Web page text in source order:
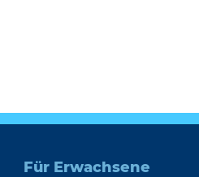
Für Erwachsene